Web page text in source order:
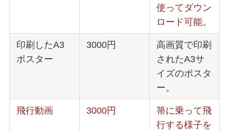
使ってダウン
ロード可能。
印刷したA3
ポスター
3000円
高画質で印刷
されたA3サ
イズのポスタ
ー。
飛行動画 3000円
箒に乗って飛
行する様子を